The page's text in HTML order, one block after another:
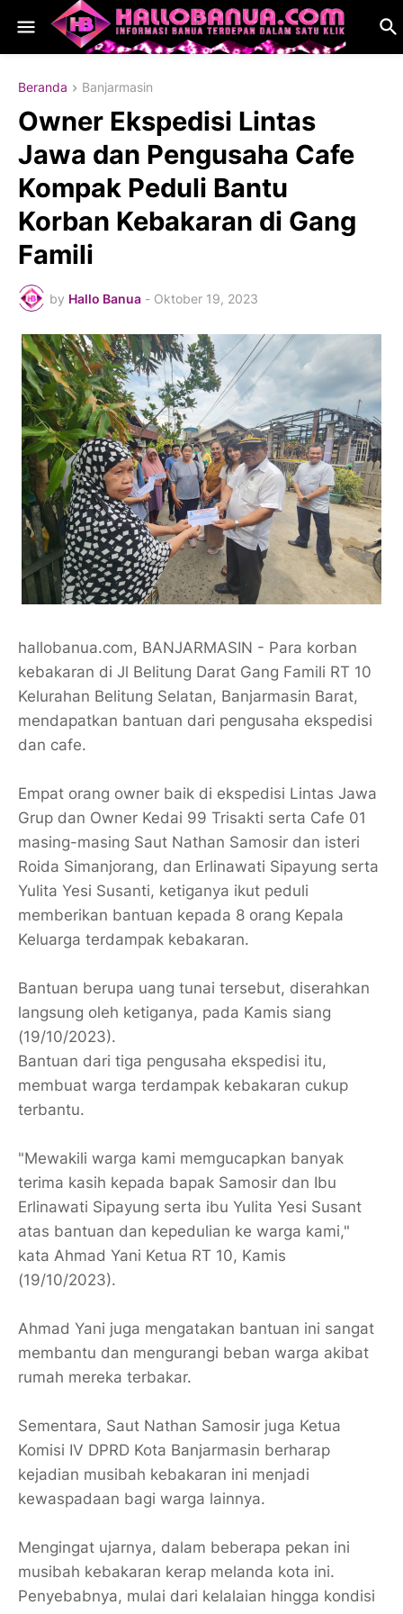
Beranda Banjarmasin
Owner Ekspedisi Lintas
Jawa dan Pengusaha Cafe
Kompak Peduli Bantu
Korban Kebakaran di Gang
Famili
by Hallo Banua - Oktober 19, 2023
hallobanua.com, BANJARMASIN - Para korban
kebakaran di Jl Belitung Darat Gang Famili RT 10
Kelurahan Belitung Selatan, Banjarmasin Barat,
mendapatkan bantuan dari pengusaha ekspedisi
dan cafe.
Empat orang owner baik di ekspedisi Lintas Jawa
Grup dan Owner Kedai 99 Trisakti serta Cafe 01
masing-masing Saut Nathan Samosir dan isteri
Roida Simanjorang, dan Erlinawati Sipayung serta
Yulita Yesi Susanti, ketiganya ikut peduli
memberikan bantuan kepada 8 orang Kepala
Keluarga terdampak kebakaran.
Bantuan berupa uang tunai tersebut, diserahkan
langsung oleh ketiganya, pada Kamis siang
(19/10/2023).
Bantuan dari tiga pengusaha ekspedisi itu,
membuat warga terdampak kebakaran cukup
terbantu.
"Mewakili warga kami memgucapkan banyak
terima kasih kepada bapak Samosir dan Ibu
Erlinawati Sipayung serta ibu Yulita Yesi Susant
atas bantuan dan kepedulian ke warga kami,"
kata Ahmad Yani Ketua RT 10, Kamis
(19/10/2023).
Ahmad Yani juga mengatakan bantuan ini sangat
membantu dan mengurangi beban warga akibat
rumah mereka terbakar.
Sementara, Saut Nathan Samosir juga Ketua
Komisi IV DPRD Kota Banjarmasin berharap
kejadian musibah kebakaran ini menjadi
kewaspadaan bagi warga lainnya.
Mengingat ujarnya, dalam beberapa pekan ini
musibah kebakaran kerap melanda kota ini.
Penyebabnya, mulai dari kelalaian hingga kondisi